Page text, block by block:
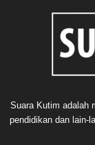
Suara Kutim adalah
pendidikan dan lain-